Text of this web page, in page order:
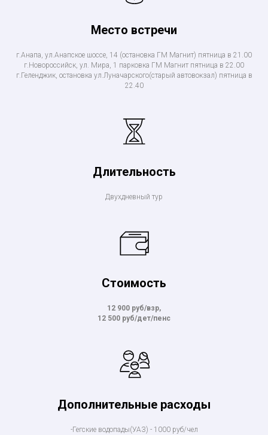
Место встречи
г.Анапа, ул.Анапское шоссе, 14 (остановка ГМ Магнит) пятница в 21.00
г.Новороссийск, ул. Мира, 1 парковка ГМ Магнит пятница в 22.00
г.Геленджик, остановка ул.Луначарского(старый автовокзал) пятница в
22.40
Длительность
Двухдневный тур
Стоимость
12 900 руб/взр,
12 500 руб/дет/пенс
Дополнительные расходы
-Гегские водопады(УАЗ) - 1000 руб/чел